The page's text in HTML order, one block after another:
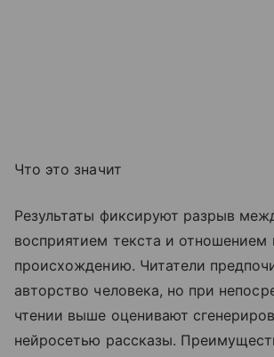
Что это значит
Результаты фиксируют разрыв
восприятием текста и отношением
происхождению. Читатели
авторство человека, но при
чтении выше оценивают
нейросетью рассказы.